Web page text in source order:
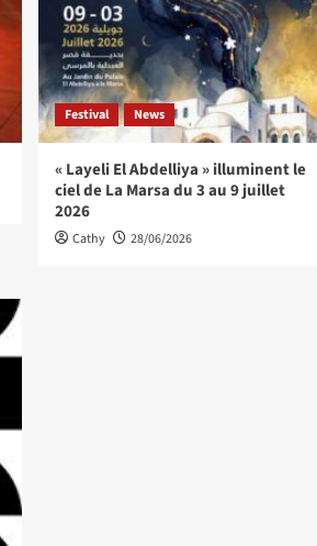
Festival News
« Layeli El Abdelliya » illuminent le
ciel de La Marsa du 3 au 9 juillet
2026
Cathy 28/06/2026